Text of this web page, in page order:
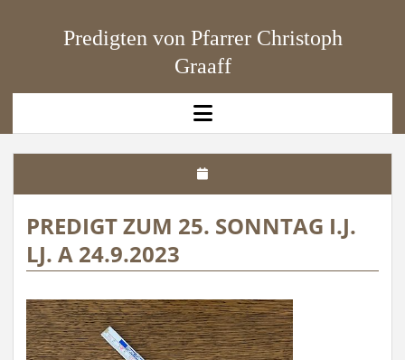
Predigten von Pfarrer Christoph
Graaff
open
menu
PREDIGT ZUM 25. SONNTAG I.J.
LJ. A 24.9.2023